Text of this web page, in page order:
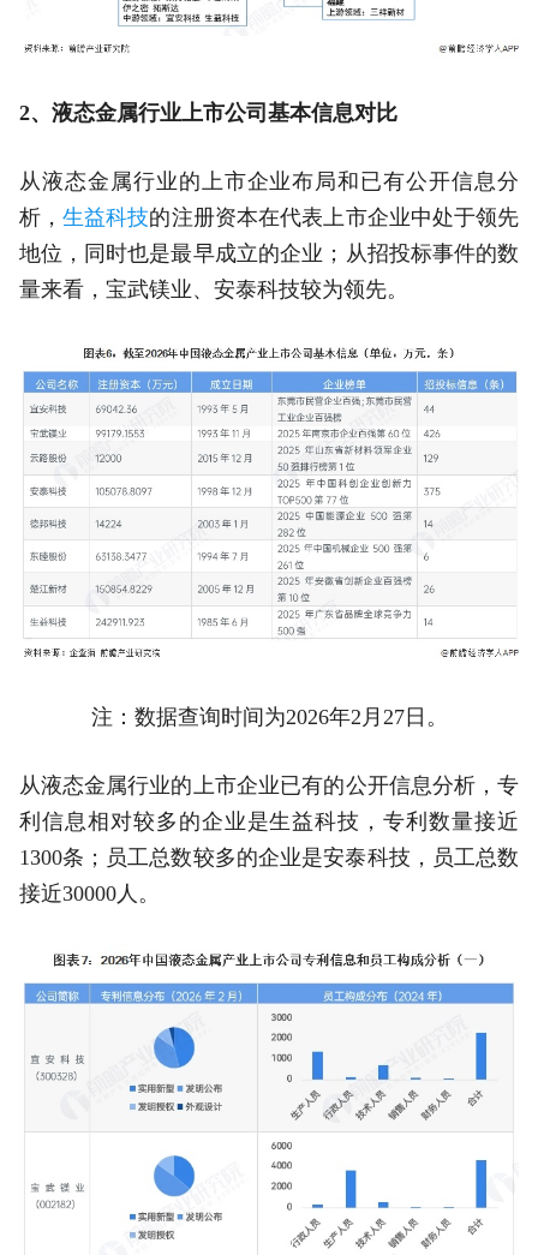
2、液态金属行业上市公司基本信息对比
从液态金属行业的上市企业布局和已有公开信息分
析， 生益科技的注册资本在代表上市企业中处于领先
地位，同时也是最早成立的企业；从招投标事件的数
量来看，宝武镁业、安泰科技较为领先。
注：数据查询时间为2026年2月27日。
从液态金属行业的上市企业已有的公开信息分析，专
利信息相对较多的企业是生益科技，专利数量接近
1300条；员工总数较多的企业是安泰科技，员工总数
接近30000人。